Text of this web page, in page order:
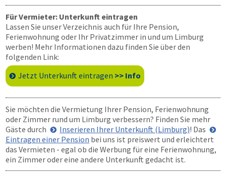
Für Vermieter: Unterkunft eintragen
Lassen Sie unser Verzeichnis auch für Ihre Pension,
Ferienwohnung oder Ihr Privatzimmer in und um Limburg
werben! Mehr Informationen dazu finden Sie über den
folgenden Link:
Jetzt Unterkunft eintragen >> Info
Sie möchten die Vermietung Ihrer Pension, Ferienwohnung
oder Zimmer rund um Limburg verbessern? Finden Sie mehr
Gäste durch
Inserieren Ihrer Unterkunft (Limburg)! Das
Eintragen einer Pension bei uns ist preiswert und erleichtert
das Vermieten - egal ob die Werbung für eine Ferienwohnung,
ein Zimmer oder eine andere Unterkunft gedacht ist.